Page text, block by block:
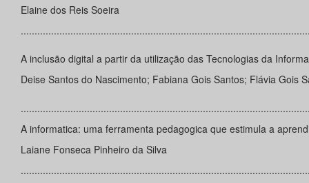
Elaine dos Reis Soeira
A inclusão digital a partir da utilização das Tecnologias da
Deise Santos do Nascimento; Fabiana Gois Santos; Flávia Gois
A informatica: uma ferramenta pedagogica que estimula a
Laiane Fonseca Pinheiro da Silva